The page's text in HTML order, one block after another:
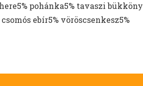
pohánka5% tavaszi bükköny
ebír5% vöröscsenkesz5%